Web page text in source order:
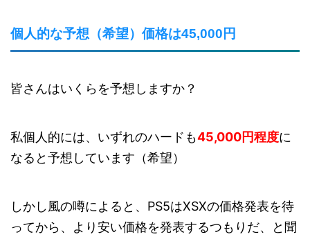
個人的な予想（希望）価格は45,000円
皆さんはいくらを予想しますか？
私個人的には、いずれのハードも45,000円程度に
なると予想しています（希望）
しかし風の噂によると、PS5はXSXの価格発表を待
ってから、より安い価格を発表するつもりだ、と聞